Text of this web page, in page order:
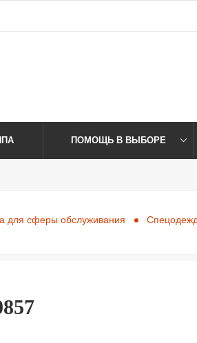
ПОМОЩЬ В ВЫБОРЕ
для сферы обслуживания